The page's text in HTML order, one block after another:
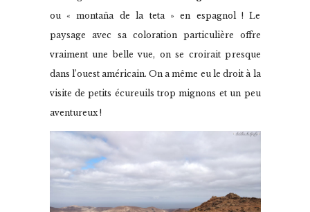
ou « montaña de la teta » en espagnol ! Le
paysage avec sa coloration particulière offre
vraiment une belle vue, on se croirait presque
dans l’ouest américain. On a même eu le droit à la
visite de petits écureuils trop mignons et un peu
aventureux !